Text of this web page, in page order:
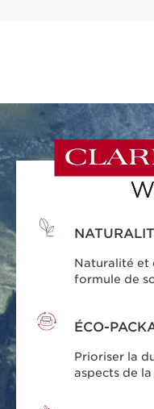
Naturalité et
formule de
ÉCO-
Prioriser la
aspects de